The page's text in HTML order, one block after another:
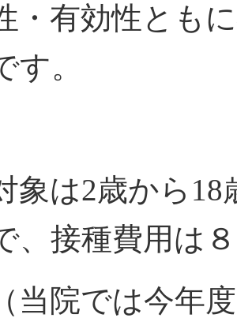
・有効性とも
す。
象は2歳から
、接種費用は
（当院では今年